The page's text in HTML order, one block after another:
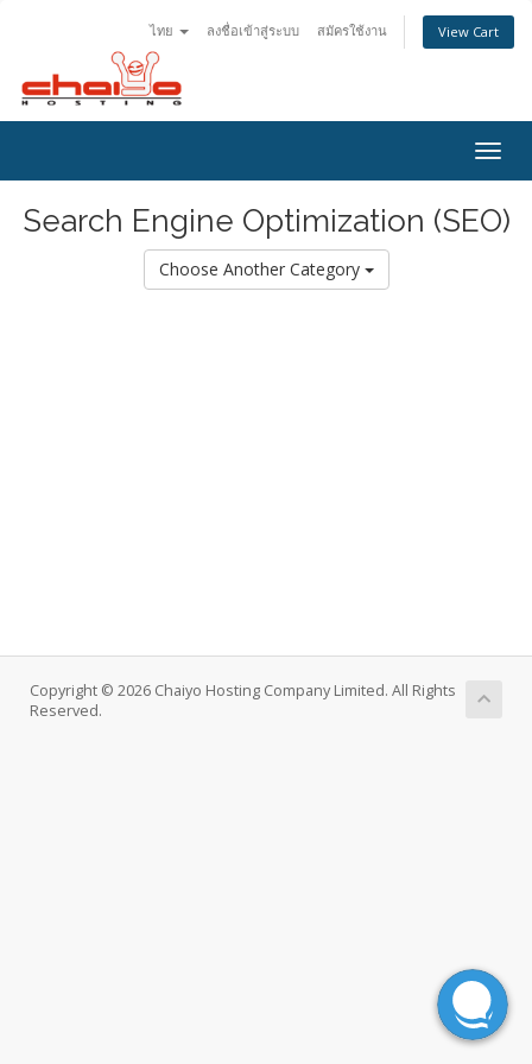
ไทย ลงชื่อเข้าสู่ระบบ สมัครใช้งาน View Cart
Search Engine Optimization (SEO)
Choose Another Category
Copyright © 2026 Chaiyo Hosting Company Limited. All Rights
Reserved.